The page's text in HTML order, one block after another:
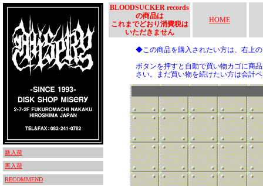
新入荷
再入荷
RECOMMEND
BLOODSUCKER records
の商品は
これまでどおり消費税は
いただきません
HOME
◆この商品を購入されたい方は、右上
ボタンを押すと自動で買い物カゴに商
さい。まだ買い物を続けたい方は会計